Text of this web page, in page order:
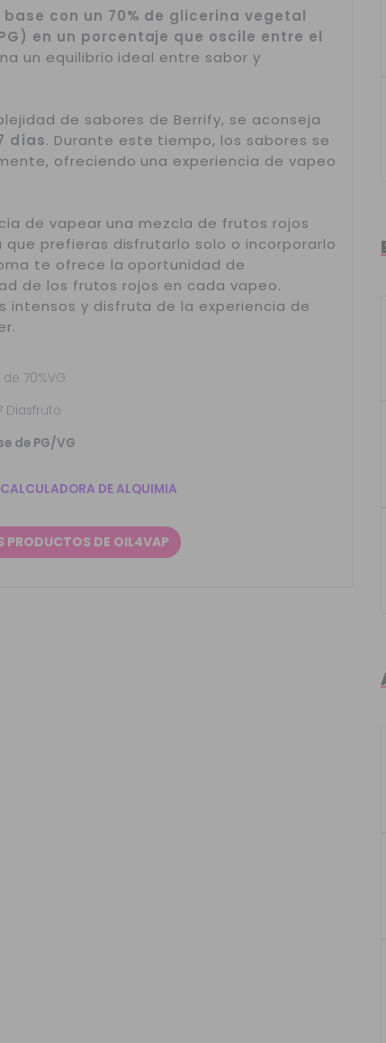
base con un 70% de glicerina vegetal
en un porcentaje que oscile entre el
un equilibrio ideal entre sabor y
de sabores de Berrify, se aconseja
días. Durante este tiempo, los sabores se
ofreciendo una experiencia de vapeo
de vapear una mezcla de frutos rojos
prefieras disfrutarlo solo o incorporarlo
te ofrece la oportunidad de
de los frutos rojos en cada vapeo.
intensos y disfruta de la experiencia de
70%VG
Díasfruto
de PG/VG
DE ALQUIMIA
PRODUCTOS DE OIL4VAP